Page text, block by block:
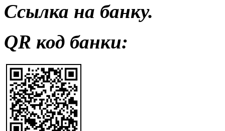
Ссылка на банку.
QR код банки: